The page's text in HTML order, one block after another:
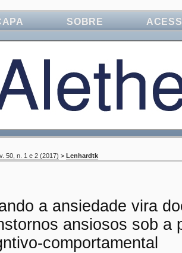
SOBRE
v. 50, n. 1 e 2 (2017) > Lenhardtk
a ansiedade vira
ansiosos sob a
comportamental